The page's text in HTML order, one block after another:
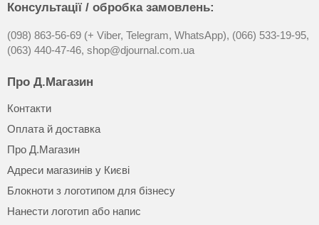
Консультації / обробка замовлень:
(098) 863-56-69 (+ Viber, Telegram, WhatsApp), (066) 533-19-95,
(063) 440-47-46, shop@djournal.com.ua
Про Д.Магазин
Контакти
Оплата й доставка
Про Д.Магазин
Адреси магазинів у Києві
Блокноти з логотипом для бізнесу
Нанести логотип або напис